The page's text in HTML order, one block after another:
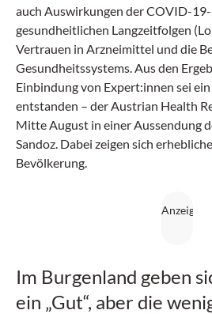
auch Auswirkungen der COVID-
gesundheitlichen Langzeitfolgen
Vertrauen in Arzneimittel und die
Gesundheitssystems. Aus den
Einbindung von Expert:innen sei
entstanden – der Austrian Health
Mitte August in einer Aussendung
Sandoz. Dabei zeigen sich
Bevölkerung.
Im Burgenland geben
ein „Gut“, aber die